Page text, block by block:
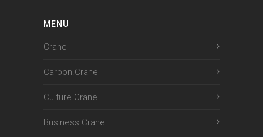
MENU
Crane
Carbon.Crane
Culture.Crane
Business.Crane